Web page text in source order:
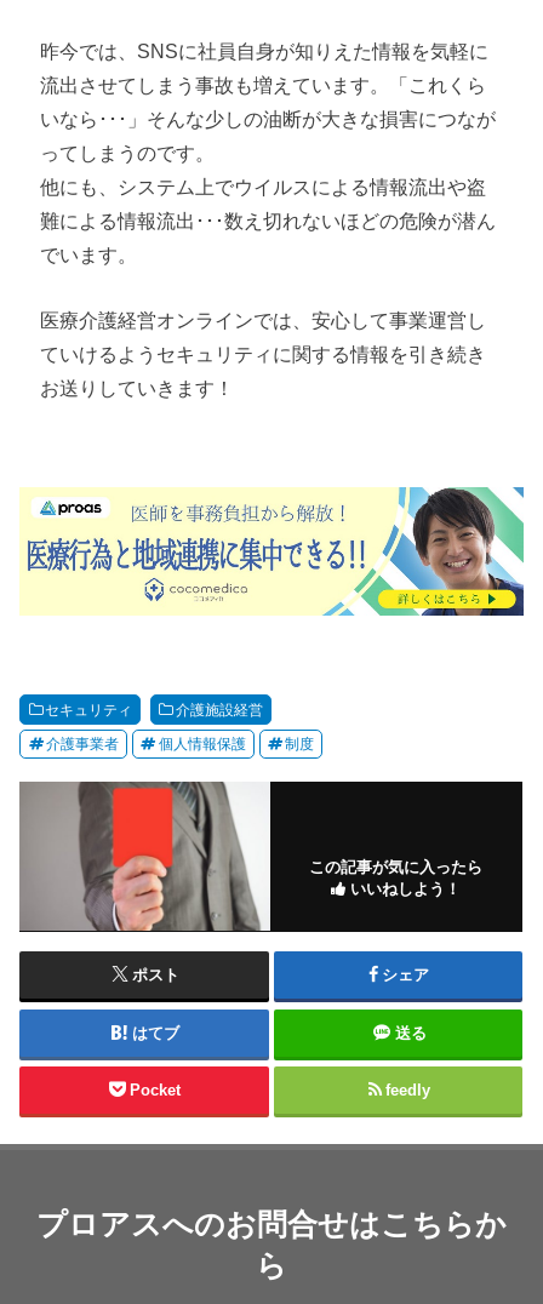
昨今では、SNSに社員自身が知りえた情報を気軽に
流出させてしまう事故も増えています。「これくら
いなら･･･」そんな少しの油断が大きな損害につなが
ってしまうのです。
他にも、システム上でウイルスによる情報流出や盗
難による情報流出･･･数え切れないほどの危険が潜ん
でいます。
医療介護経営オンラインでは、安心して事業運営し
ていけるようセキュリティに関する情報を引き続き
お送りしていきます！
セキュリティ 介護施設経営
介護事業者 個人情報保護 制度
この記事が気に入ったら
いいねしよう！
ポスト シェア
はてブ 送る
Pocket feedly
プロアスへのお問合せはこちらか
ら